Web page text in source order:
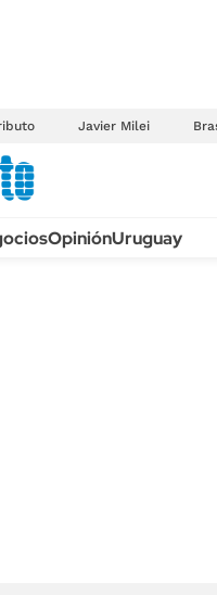
Javier Milei
OpiniónUruguay